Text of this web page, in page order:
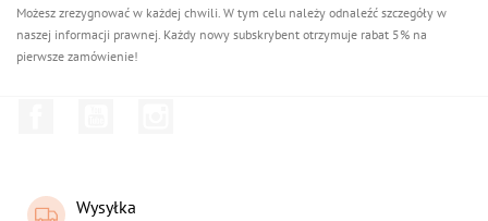
Możesz zrezygnować w każdej chwili. W tym celu należy odnaleźć szczegóły w
naszej informacji prawnej. Każdy nowy subskrybent otrzymuje rabat 5% na
pierwsze zamówienie!
Wysyłka